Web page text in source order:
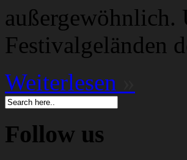
außergewöhnlich.
Festivalgeländen
Weiterlesen
Follow us